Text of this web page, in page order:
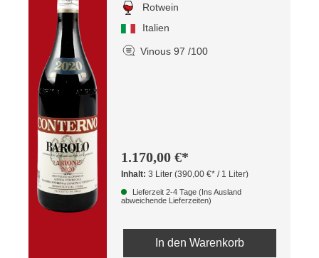
Rotwein
Italien
Vinous 97 /100
1.170,00 €*
Inhalt:3 Liter(390,00 €* / 1 Liter)
Lieferzeit 2-4 Tage (Ins Ausland
abweichende Lieferzeiten)
In den Warenkorb